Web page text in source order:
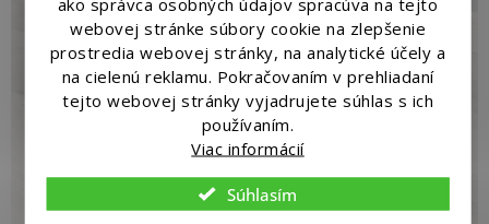
webovej stránke súbory cookie na zlepšenie
prostredia webovej stránky, na analytické účely a
na cielenú reklamu. Pokračovaním v prehliadaní
tejto webovej stránky vyjadrujete súhlas s ich
používaním.
Viac informácií
Súhlasím